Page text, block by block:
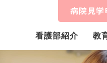
病院見学
看護部紹介 教